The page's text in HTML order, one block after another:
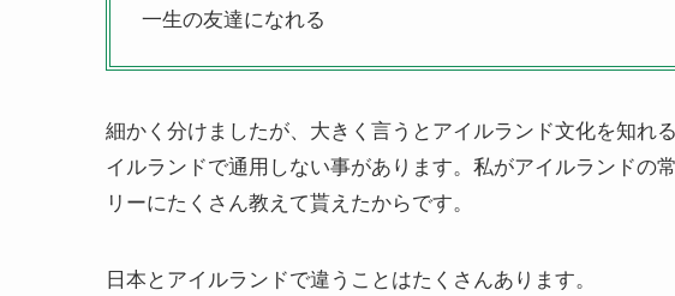
一生の友達になれる
細かく分けましたが、大きく言うとアイルランド文化を知れ
イルランドで通用しない事があります。私がアイルランドの
リーにたくさん教えて貰えたからです。
日本とアイルランドで違うことはたくさんあります。